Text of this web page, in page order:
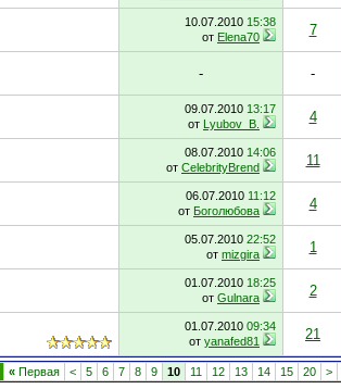
10.07.2010 15:38
от Elena70 7
- -
09.07.2010 13:17
от Lyubov_B. 4
08.07.2010 14:06
от CelebrityBrend 11
06.07.2010 11:12
от Боголюбова 4
05.07.2010 22:52
от mizgira 1
01.07.2010 18:25
от Gulnara 2
01.07.2010 09:34
от yanafed81 21
« Первая < 5 6 7 8 9 10 11 12 13 14 15 20 >